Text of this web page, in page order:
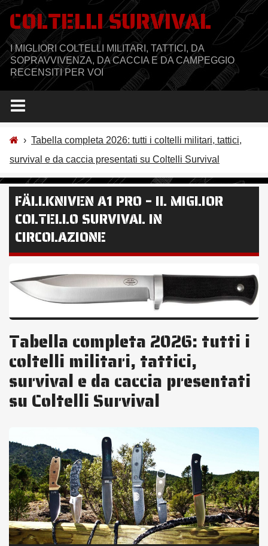
Salta
contenuto
COLTELLI SURVIVAL
I MIGLIORI COLTELLI MILITARI, TATTICI, DA
SOPRAVVIVENZA, DA CACCIA E DA CAMPEGGIO
RECENSITI PER VOI
› Tabella completa 2026: tutti i coltelli militari, tattici,
survival e da caccia presentati su Coltelli Survival
FÄLLKNIVEN A1 PRO – IL MIGLIOR
COLTELLO SURVIVAL IN
CIRCOLAZIONE
Tabella completa 2026: tutti i
coltelli militari, tattici,
survival e da caccia presentati
su Coltelli Survival